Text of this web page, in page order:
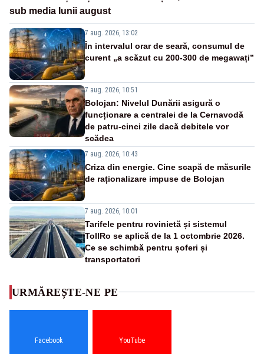
sub media lunii august
7 aug. 2026, 13:02
În intervalul orar de seară, consumul de
curent „a scăzut cu 200-300 de megawați”
7 aug. 2026, 10:51
Bolojan: Nivelul Dunării asigură o
funcționare a centralei de la Cernavodă
de patru-cinci zile dacă debitele vor
scădea
7 aug. 2026, 10:43
Criza din energie. Cine scapă de măsurile
de raționalizare impuse de Bolojan
7 aug. 2026, 10:01
Tarifele pentru rovinietă și sistemul
TollRo se aplică de la 1 octombrie 2026.
Ce se schimbă pentru șoferi și
transportatori
URMĂREȘTE-NE PE
Facebook YouTube